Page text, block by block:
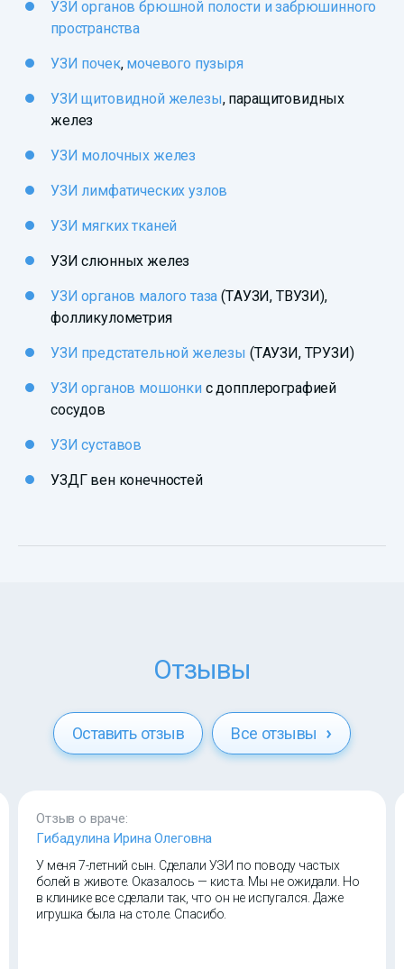
УЗИ органов брюшной полости и забрюшинного
пространства
УЗИ почек, мочевого пузыря
УЗИ щитовидной железы, паращитовидных
желез
УЗИ молочных желез
УЗИ лимфатических узлов
УЗИ мягких тканей
УЗИ слюнных желез
УЗИ органов малого таза (ТАУЗИ, ТВУЗИ),
фолликулометрия
УЗИ предстательной железы (ТАУЗИ, ТРУЗИ)
УЗИ органов мошонки с допплерографией
сосудов
УЗИ суставов
УЗДГ вен конечностей
Отзывы
Оставить отзыв Все отзывы
Отзыв о враче:
Гибадулина Ирина Олеговна
У меня 7-летний сын. Сделали УЗИ по поводу частых
болей в животе. Оказалось — киста. Мы не ожидали. Но
в клинике все сделали так, что он не испугался. Даже
игрушка была на столе. Спасибо.